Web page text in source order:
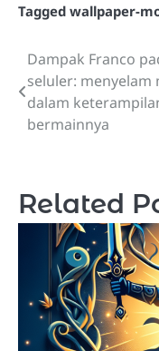
Tagged wallpaper-
Post
navigation
Dampak Franco
seluler: menyelam
dalam
bermainnya
Related